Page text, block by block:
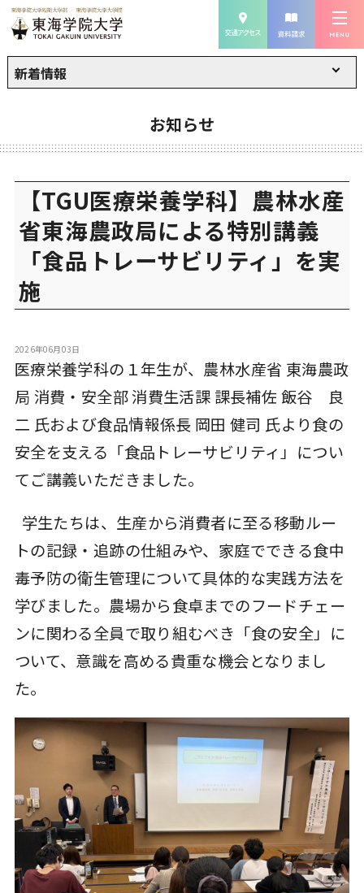
新着情報
お知らせ
【TGU医療栄養学科】農林水産
省東海農政局による特別講義
「食品トレーサビリティ」を実
施
2026年06月03日
医療栄養学科の１年生が、農林水産省 東海農政
局 消費・安全部 消費生活課 課長補佐 飯谷 良
二 氏および食品情報係長 岡田 健司 氏より食の
安全を支える「食品トレーサビリティ」につい
てご講義いただきました。
学生たちは、生産から消費者に至る移動ルー
トの記録・追跡の仕組みや、家庭でできる食中
毒予防の衛生管理について具体的な実践方法を
学びました。農場から食卓までのフードチェー
ンに関わる全員で取り組むべき「食の安全」に
ついて、意識を高める貴重な機会となりまし
た。